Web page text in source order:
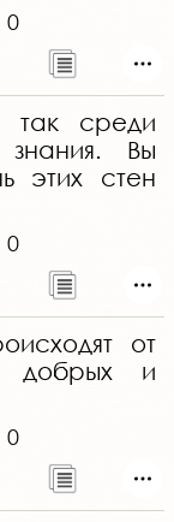
0
так среди
знания. Вы
этих стен
0
от
добрых и
0